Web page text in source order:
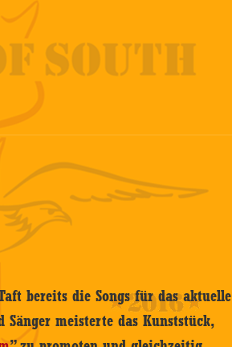
bereits die Songs für das aktuelle
meisterte das Kunststück,